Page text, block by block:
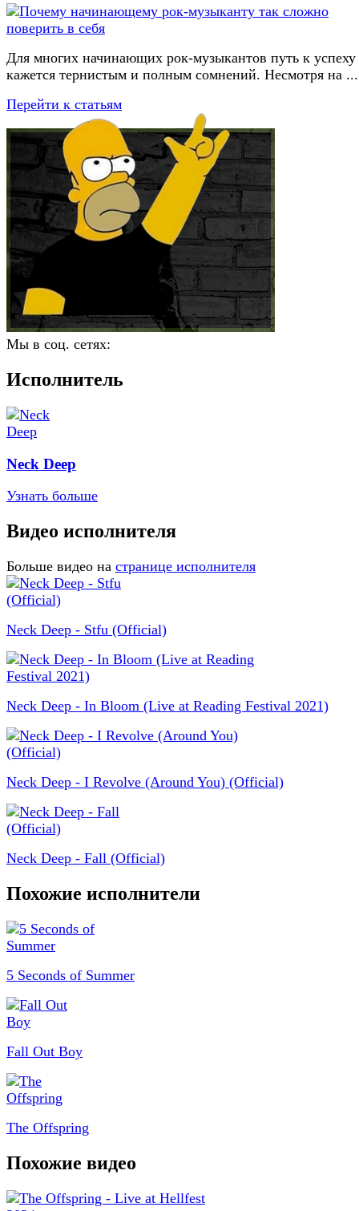
Для многих начинающих рок-музыкантов путь к успеху
кажется тернистым и полным сомнений. Несмотря на ...
Перейти к статьям
Мы в соц. сетях:
Исполнитель
Neck Deep
Узнать больше
Видео исполнителя
Больше видео на странице исполнителя
Neck Deep - Stfu (Official)
Neck Deep - In Bloom (Live at Reading Festival 2021)
Neck Deep - I Revolve (Around You) (Official)
Neck Deep - Fall (Official)
Похожие исполнители
5 Seconds of Summer
Fall Out Boy
The Offspring
Похожие видео